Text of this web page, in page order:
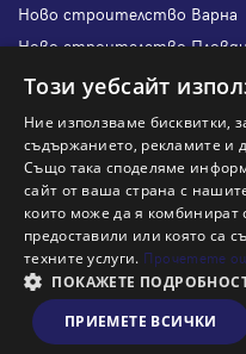
Ново строителство Варна
Ново строителство
Ново строителство Бургас
Защо да отдам имот с
Наши офиси
Кариери
Кои сме ние?
Франчайз
Блог
Искаш ли да получаваш
Този уебсайт
Ние използваме бисквитки,
съдържанието, рекламите и
Също така споделяме
сайт от ваша страна с
които може да я комбинират
предоставили или която са
техните услуги. Прочетете
ПОКАЖЕТЕ
ПРИЕМЕТЕ ВСИЧКИ